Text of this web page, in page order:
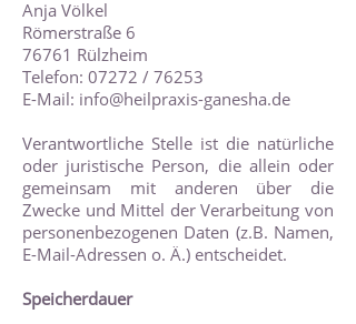
Anja Völkel
Römerstraße 6
76761 Rülzheim
Telefon: 07272 / 76253
E-Mail: info@heilpraxis-ganesha.de
Verantwortliche Stelle ist die natürliche
oder juristische Person, die allein oder
gemeinsam mit anderen über die
Zwecke und Mittel der Verarbeitung von
personenbezogenen Daten (z.B. Namen,
E-Mail-Adressen o. Ä.) entscheidet.
Speicherdauer